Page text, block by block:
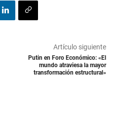
Artículo siguiente
Putin en Foro Económico: «El
mundo atraviesa la mayor
transformación estructural»